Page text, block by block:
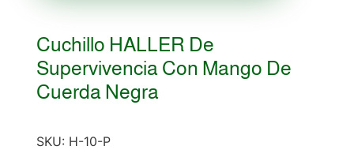
Cuchillo HALLER De
Supervivencia Con Mango De
Cuerda Negra
SKU: H-10-P